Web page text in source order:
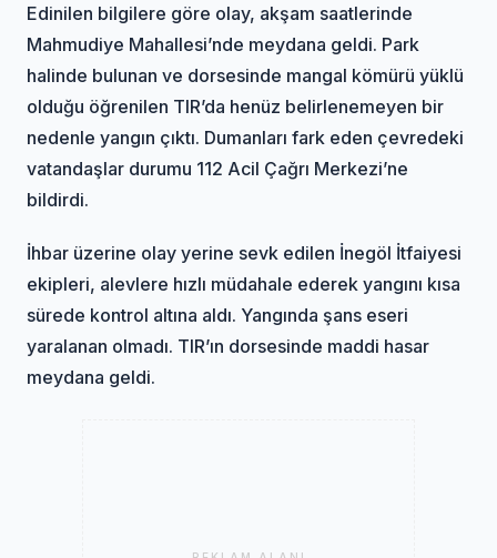
Edinilen bilgilere göre olay, akşam saatlerinde
Mahmudiye Mahallesi’nde meydana geldi. Park
halinde bulunan ve dorsesinde mangal kömürü yüklü
olduğu öğrenilen TIR’da henüz belirlenemeyen bir
nedenle yangın çıktı. Dumanları fark eden çevredeki
vatandaşlar durumu 112 Acil Çağrı Merkezi’ne
bildirdi.
İhbar üzerine olay yerine sevk edilen İnegöl İtfaiyesi
ekipleri, alevlere hızlı müdahale ederek yangını kısa
sürede kontrol altına aldı. Yangında şans eseri
yaralanan olmadı. TIR’ın dorsesinde maddi hasar
meydana geldi.